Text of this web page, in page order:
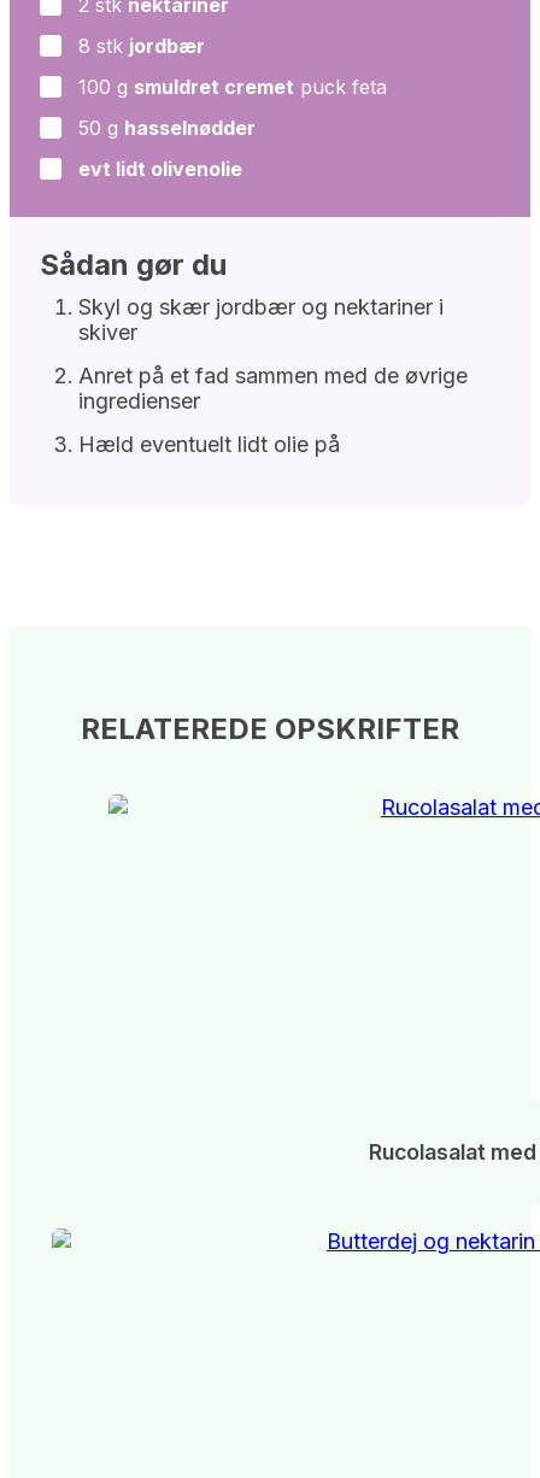
▢
2 stk nektariner
▢
8 stk jordbær
▢
100 g smuldret cremet puck feta
▢
50 g hasselnødder
▢
evt lidt olivenolie
Sådan gør du
Skyl og skær jordbær og nektariner i
skiver
Anret på et fad sammen med de øvrige
ingredienser
Hæld eventuelt lidt olie på
RELATEREDE OPSKRIFTER
Rucolasalat